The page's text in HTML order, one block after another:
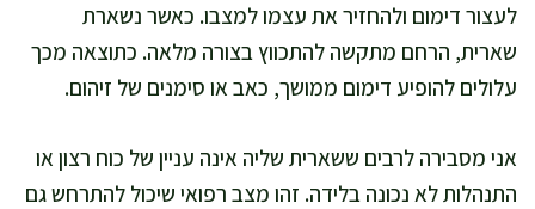
לעצור דימום ולהחזיר את עצמו למצבו. כאשר נשארת
שארית, הרחם מתקשה להתכווץ בצורה מלאה. כתוצאה מכך
עלולים להופיע דימום ממושך, כאב או סימנים של זיהום.
אני מסבירה לרבים ששארית שליה אינה עניין של כוח רצון או
התנהלות לא נכונה בלידה. זהו מצב רפואי שיכול להתרחש גם